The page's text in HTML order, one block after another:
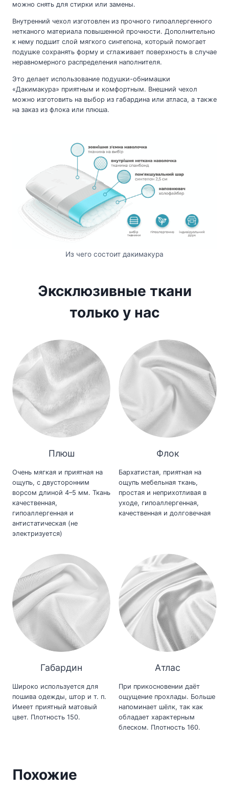
можно снять для стирки или замены.
Внутренний чехол изготовлен из прочного гипоаллергенного
нетканого материала повышенной прочности. Дополнительно
к нему подшит слой мягкого синтепона, который помогает
подушке сохранять форму и сглаживает поверхность в случае
неравномерного распределения наполнителя.
Это делает использование подушки-обнимашки
«Дакимакура» приятным и комфортным. Внешний чехол
можно изготовить на выбор из габардина или атласа, а также
на заказ из флока или плюша.
Из чего состоит дакимакура
Эксклюзивные ткани
только у нас
Плюш
Очень мягкая и приятная на
ощупь, с двусторонним
ворсом длиной 4–5 мм. Ткань
качественная,
гипоаллергенная и
антистатическая (не
электризуется)
Флок
Бархатистая, приятная на
ощупь мебельная ткань,
простая и неприхотливая в
уходе, гипоаллергенная,
качественная и долговечная
Габардин
Широко используется для
пошива одежды, штор и т. п.
Имеет приятный матовый
цвет. Плотность 150.
Атлас
При прикосновении даёт
ощущение прохлады. Больше
напоминает шёлк, так как
обладает характерным
блеском. Плотность 160.
Похожие